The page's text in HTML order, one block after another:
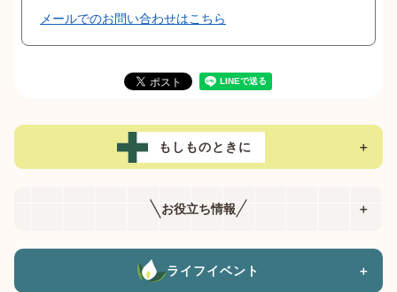
メールでのお問い合わせはこちら
もしものときに ＋
お役立ち情報 ＋
ライフイベント ＋